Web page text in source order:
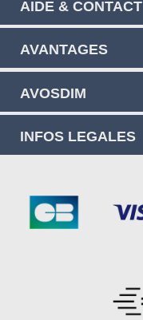
AIDE & CONTACT
AVANTAGES
AVOSDIM
INFOS LEGALES